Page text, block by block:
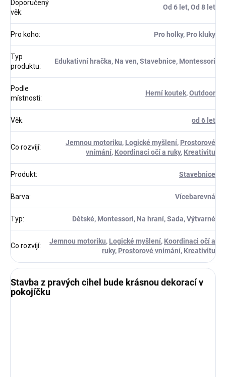
Doporučený
věk:
Od 6 let, Od 8 let
Pro koho: Pro holky, Pro kluky
Typ
produktu:
Edukativní hračka, Na ven, Stavebnice, Montessori
Podle
místnosti:
Herní koutek,Outdoor
Věk: od 6 let
Co rozvíjí:
Jemnou motoriku, Logické myšlení, Prostorové
vnímání, Koordinaci očí a ruky, Kreativitu
Produkt: Stavebnice
Barva: Vícebarevná
Typ: Dětské, Montessori, Na hraní, Sada, Výtvarné
Co rozvíjí:
Jemnou motoriku, Logické myšlení, Koordinaci očí a
ruky, Prostorové vnímání, Kreativitu
Stavba z pravých cihel bude krásnou dekorací v
pokojíčku